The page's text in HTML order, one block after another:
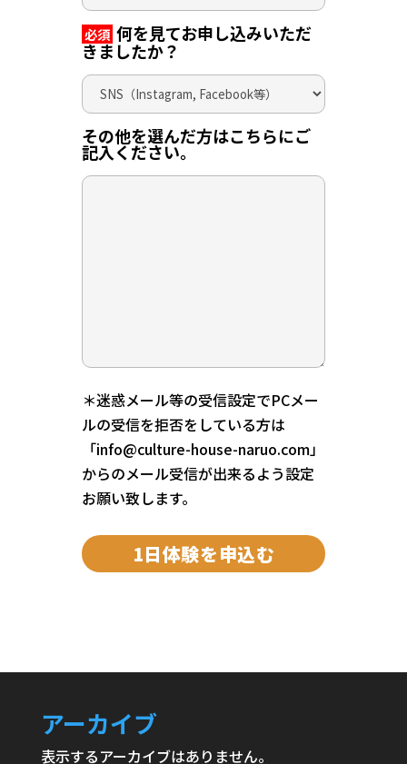
必須 何を見てお申し込みいただ
きましたか？
その他を選んだ方はこちらにご
記入ください。
＊迷惑メール等の受信設定でPCメー
ルの受信を拒否をしている方は
「info@culture-house-naruo.com」
からのメール受信が出来るよう設定
お願い致します。
アーカイブ
表示するアーカイブはありません。